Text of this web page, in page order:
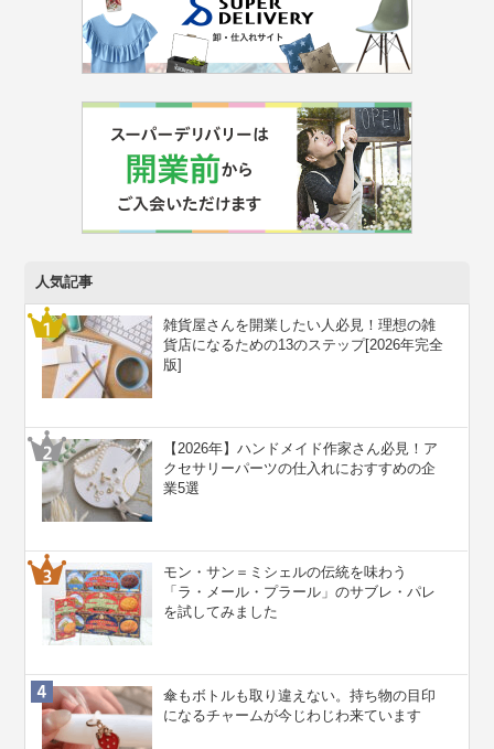
人気記事
雑貨屋さんを開業したい人必見！理想の雑
貨店になるための13のステップ[2026年完全
版]
【2026年】ハンドメイド作家さん必見！ア
クセサリーパーツの仕入れにおすすめの企
業5選
モン・サン＝ミシェルの伝統を味わう
「ラ・メール・プラール」のサブレ・パレ
を試してみました
傘もボトルも取り違えない。持ち物の目印
になるチャームが今じわじわ来ています